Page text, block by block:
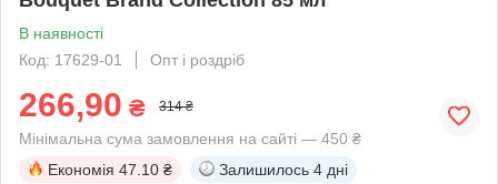
В наявності
Код: 17629-01
Опт і роздріб
266,90 ₴ 314 ₴
Мінімальна сума замовлення на сайті — 450 ₴
Економія 47.10 ₴ Залишилось 4 дні